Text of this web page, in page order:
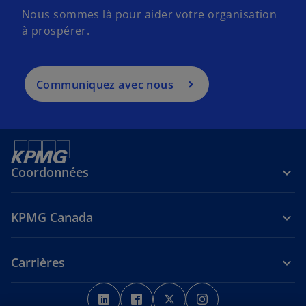
Nous sommes là pour aider votre organisation
à prospérer.
Communiquez avec nous
Coordonnées
KPMG Canada
Carrières
s
s
s